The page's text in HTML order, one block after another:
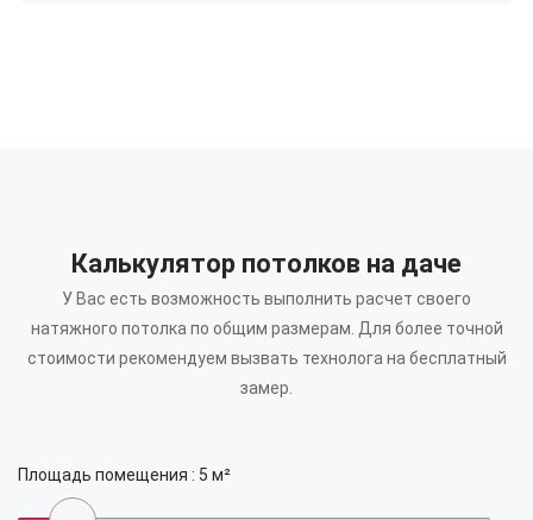
Калькулятор потолков на даче
У Вас есть возможность выполнить расчет своего
натяжного потолка по общим размерам. Для более точной
стоимости рекомендуем вызвать технолога на бесплатный
замер.
Площадь помещения : 5 м²